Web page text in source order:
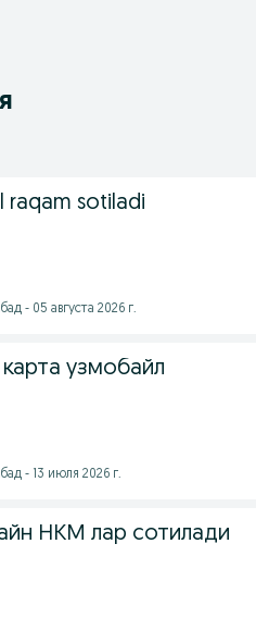
raqam sotiladi
- 05 августа 2026 г.
узмобайл
- 13 июля 2026 г.
НКМ лар сотилади